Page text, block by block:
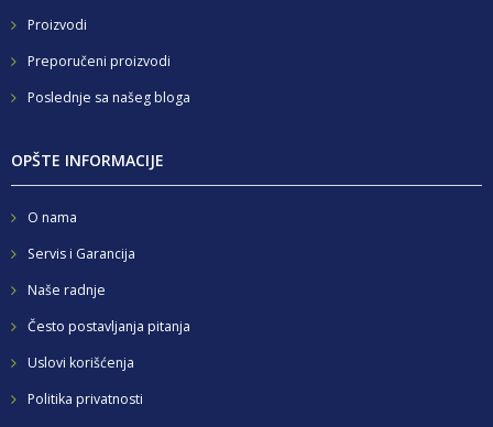
Proizvodi
Preporučeni proizvodi
Poslednje sa našeg bloga
OPŠTE INFORMACIJE
O nama
Servis i Garancija
Naše radnje
Često postavljanja pitanja
Uslovi korišćenja
Politika privatnosti